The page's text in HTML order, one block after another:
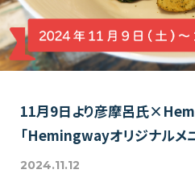
11月9日より彦摩呂氏
「Hemingwayオリジナルメニ
2024.11.12